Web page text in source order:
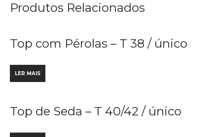
Produtos Relacionados
Top com Pérolas – T 38 / único
LER MAIS
Top de Seda – T 40/42 / único